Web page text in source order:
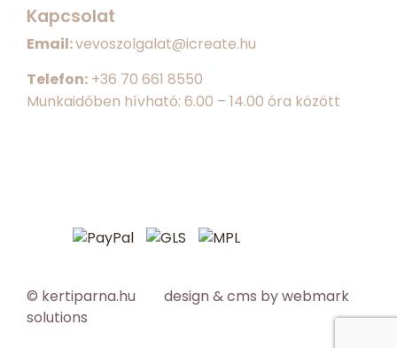
Kapcsolat
Email:vevoszolgalat@icreate.hu
Telefon: +36 70 661 8550
Munkaidőben hívható: 6.00 – 14.00 óra között
© kertiparna.hu design & cms bywebmark
solutions